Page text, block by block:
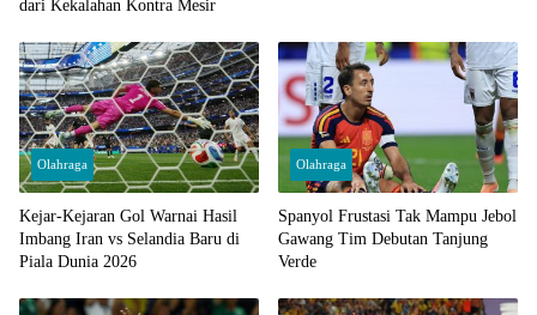
dari Kekalahan Kontra Mesir
Olahraga
Kejar-Kejaran Gol Warnai Hasil
Imbang Iran vs Selandia Baru di
Piala Dunia 2026
Olahraga
Spanyol Frustasi Tak Mampu Jebol
Gawang Tim Debutan Tanjung
Verde